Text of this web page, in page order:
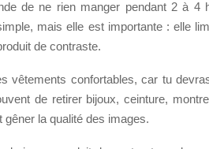
de ne rien manger pendant 2 à 4
mais elle est importante : elle
de contraste.
vêtements confortables, car tu
de retirer bijoux, ceinture,
la qualité des images.